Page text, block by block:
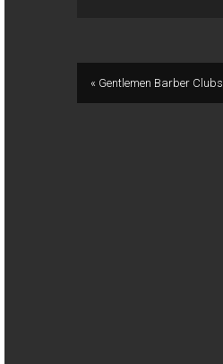
« Gentlemen Barber Clubs